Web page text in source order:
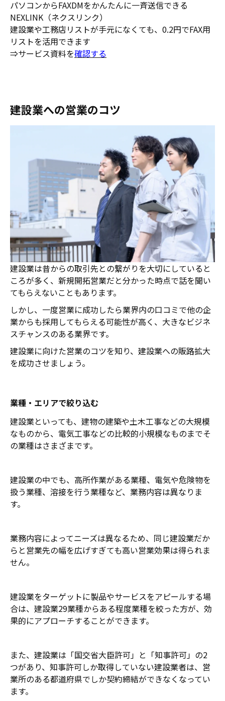
パソコンからFAXDMをかんたんに一斉送信できる
NEXLINK（ネクスリンク）
建設業や工務店リストが手元になくても、0.2円でFAX用
リストを活用できます
⇒サービス資料を確認する
建設業への営業のコツ
建設業は昔からの取引先との繋がりを大切にしていると
ころが多く、新規開拓営業だと分かった時点で話を聞い
てもらえないこともあります。
しかし、一度営業に成功したら業界内の口コミで他の企
業からも採用してもらえる可能性が高く、大きなビジネ
スチャンスのある業界です。
建設業に向けた営業のコツを知り、建設業への販路拡大
を成功させましょう。
業種・エリアで絞り込む
建設業といっても、建物の建築や土木工事などの大規模
なものから、電気工事などの比較的小規模なものまでそ
の業種はさまざまです。
建設業の中でも、高所作業がある業種、電気や危険物を
扱う業種、溶接を行う業種など、業務内容は異なりま
す。
業務内容によってニーズは異なるため、同じ建設業だか
らと営業先の幅を広げすぎても高い営業効果は得られま
せん。
建設業をターゲットに製品やサービスをアピールする場
合は、建設業29業種からある程度業種を絞った方が、効
果的にアプローチすることができます。
また、建設業は「国交省大臣許可」と「知事許可」の2
つがあり、知事許可しか取得していない建設業者は、営
業所のある都道府県でしか契約締結ができなくなってい
ます。